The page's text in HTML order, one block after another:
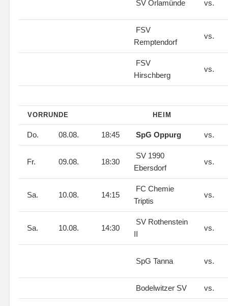
SV Orlamünde vs.
FSV
Remptendorf
vs.
FSV
Hirschberg
vs.
VORRUNDE HEIM
Do. 08.08. 18:45 SpG Oppurg vs.
Fr. 09.08. 18:30
SV 1990
Ebersdorf
vs.
Sa. 10.08. 14:15
FC Chemie
Triptis
vs.
Sa. 10.08. 14:30
SV Rothenstein
II
vs.
SpG Tanna vs.
Bodelwitzer SV vs.